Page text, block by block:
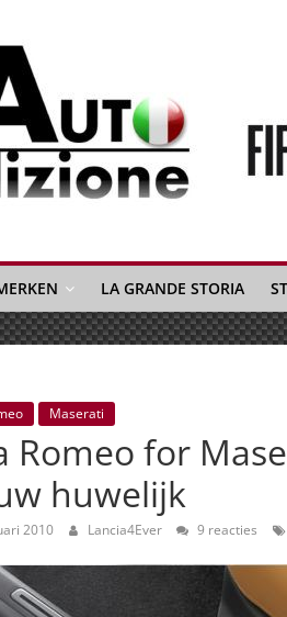
LA GRANDE STORIA
Maserati
Romeo for
huwelijk
2010 Lancia4Ever 9 reacties